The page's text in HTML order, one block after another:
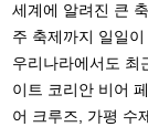
세계에 알려진 큰
주 축제까지 일일
우리나라에서도 최
이트 코리안 비어
어 크루즈, 가평 수